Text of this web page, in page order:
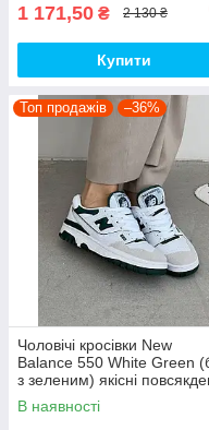
1 171,50 ₴ 2 130 ₴
Купити
Топ продажів –36%
Чоловічі кросівки New
Balance 550 White Green
з зеленим) якісні
кроси NB020 top
В наявності